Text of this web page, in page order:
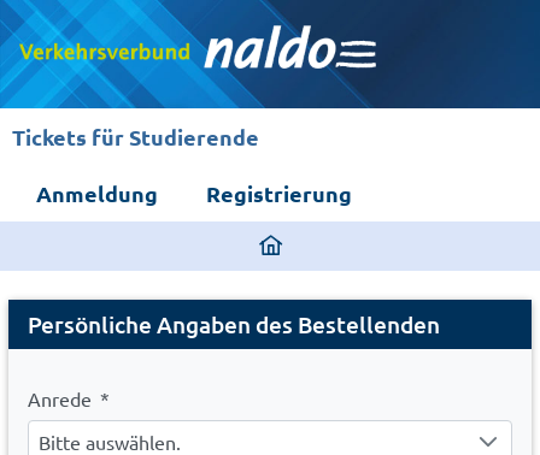
Tickets für Studierende
Anmeldung
Registrierung
ding
home
page
Registration
Persönliche Angaben des Bestellenden
Anrede *
Bitte auswählen.